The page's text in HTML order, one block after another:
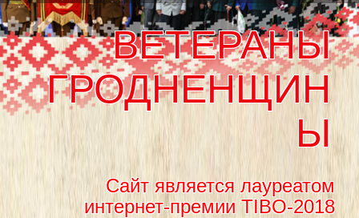
ВЕТЕРАНЫ
ГРОДНЕНЩИН
Ы
Сайт является лауреатом
интернет-премии TIBO-2018